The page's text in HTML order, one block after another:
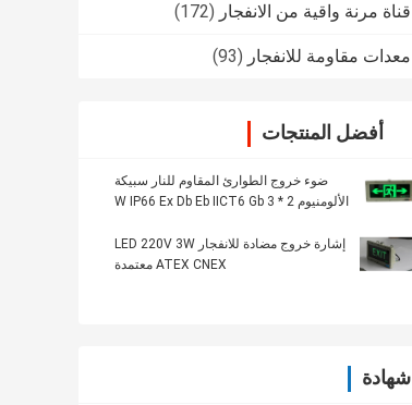
قناة مرنة واقية من الانفجار (172)
معدات مقاومة للانفجار (93)
أفضل المنتجات
ضوء خروج الطوارئ المقاوم للنار سبيكة
الألومنيوم 2 * 3 W IP66 Ex Db Eb IICT6 Gb
إشارة خروج مضادة للانفجار LED 220V 3W
ATEX CNEX معتمدة
شهادة